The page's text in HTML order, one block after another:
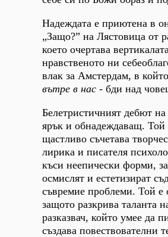
Надеждата е приютена в
„Защо?” на Лястовица от
което очертава
нравственото ни
влак за Амстердам, в
вътре в нас - бди над
Белетристичният дебют
ярък и обнадеждаващ. Той
щастливо съчетава
лирика и писателя
къси неепически форми,
осмислят и естетизират
съвремие проблеми. Той е
защото разкрива таланта
разказвач, който умее да
създава повествователни